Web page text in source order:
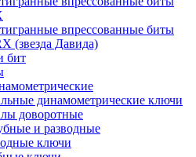
впрессованные биты
(звезда Давида)
бит
динамометрические ключи
доворотные
и разводные
ключи